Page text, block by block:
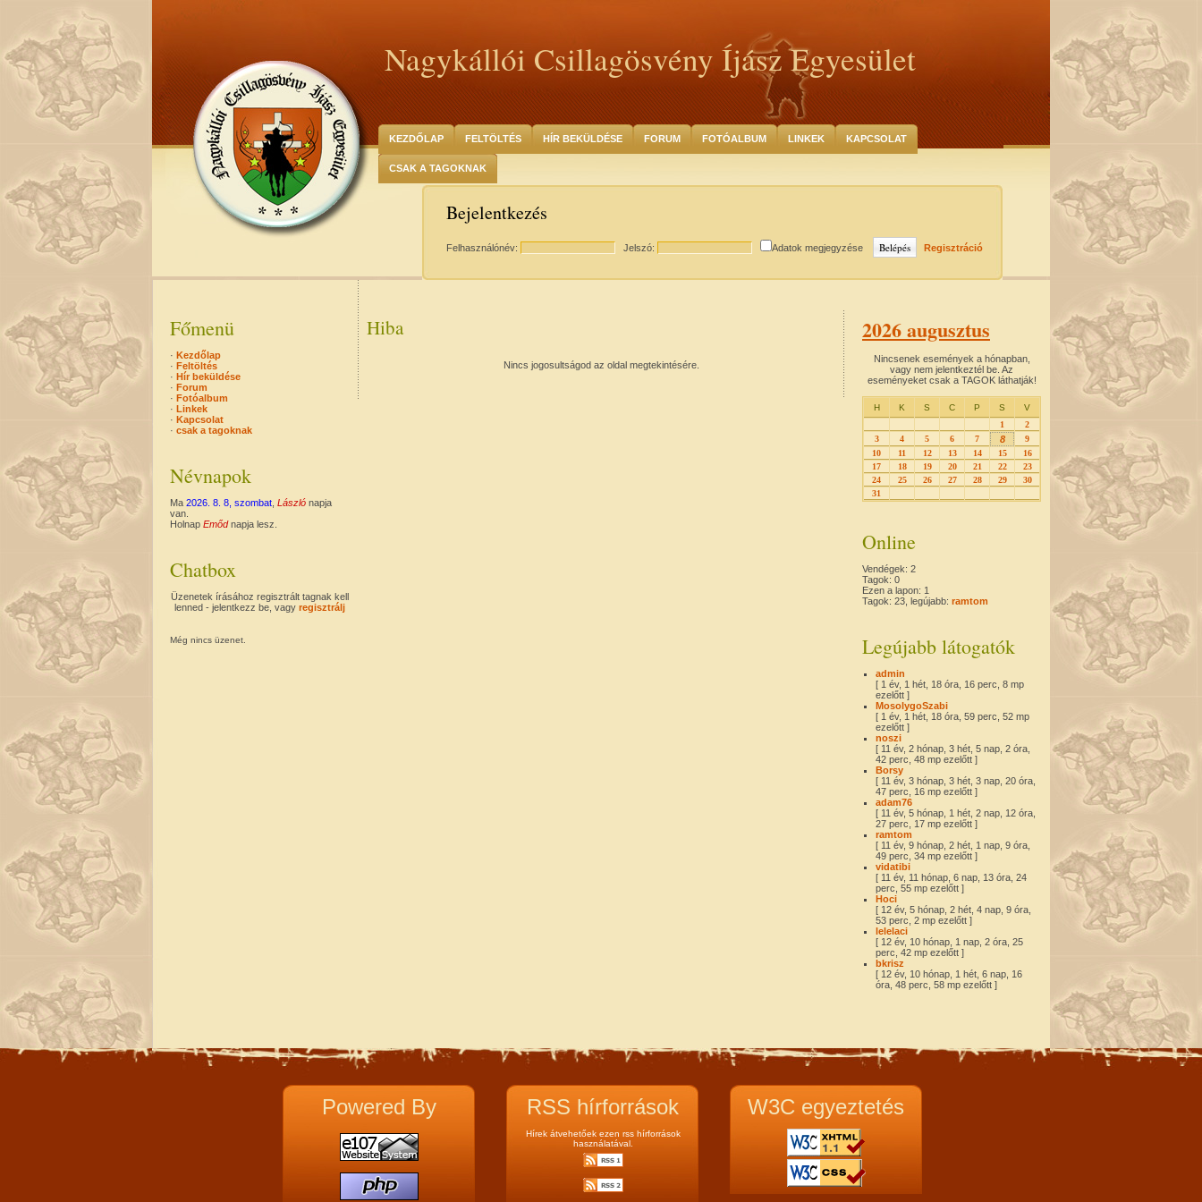
Nagykállói Csillagösvény Íjász Egyesület
KEZDŐLAP FELTÖLTÉS HÍR BEKÜLDÉSE FORUM FOTÓALBUM LINKEK KAPCSOLAT
CSAK A TAGOKNAK
Bejelentkezés
Felhasználónév: Jelszó: Adatok megjegyzése Regisztráció
Főmenü
· Kezdőlap
· Feltöltés
· Hír beküldése
· Forum
· Fotóalbum
· Linkek
· Kapcsolat
· csak a tagoknak
Névnapok
Ma 2026. 8. 8, szombat László napja
van.
Holnap Emődnapja lesz.
Chatbox
Üzenetek írásához regisztrált tagnak kell
lenned - jelentkezz be, vagy regisztrálj
Még nincs üzenet.
Hiba
Nincs jogosultságod az oldal megtekintésére.
2026 augusztus
Nincsenek események a hónapban,
vagy nem jelentkeztél be. Az
eseményeket csak a TAGOK láthatják!
H K S C P S
V
1
2
3
4 5 6 7 8
9
10
11 12 13 14 15
16
17
18 19 20 21 22
23
24
25 26 27 28 29
30
31
Online
Vendégek: 2
Tagok: 0
Ezen a lapon: 1
Tagok: 23, legújabb: ramtom
Legújabb látogatók
admin
[ 1 év, 1 hét, 18 óra, 16 perc, 8 mp
ezelőtt ]
MosolygoSzabi
[ 1 év, 1 hét, 18 óra, 59 perc, 52 mp
ezelőtt ]
noszi
[ 11 év, 2 hónap, 3 hét, 5 nap, 2 óra,
42 perc, 48 mp ezelőtt ]
Borsy
[ 11 év, 3 hónap, 3 hét, 3 nap, 20 óra,
47 perc, 16 mp ezelőtt ]
adam76
[ 11 év, 5 hónap, 1 hét, 2 nap, 12 óra,
27 perc, 17 mp ezelőtt ]
ramtom
[ 11 év, 9 hónap, 2 hét, 1 nap, 9 óra,
49 perc, 34 mp ezelőtt ]
vidatibi
[ 11 év, 11 hónap, 6 nap, 13 óra, 24
perc, 55 mp ezelőtt ]
Hoci
[ 12 év, 5 hónap, 2 hét, 4 nap, 9 óra,
53 perc, 2 mp ezelőtt ]
lelelaci
[ 12 év, 10 hónap, 1 nap, 2 óra, 25
perc, 42 mp ezelőtt ]
bkrisz
[ 12 év, 10 hónap, 1 hét, 6 nap, 16
óra, 48 perc, 58 mp ezelőtt ]
Powered By RSS hírforrások
Hírek átvehetőek ezen rss hírforrások
használatával.
W3C egyeztetés